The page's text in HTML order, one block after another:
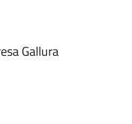
Gallura